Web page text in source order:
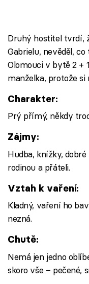
Druhý hostitel tvrdí,
Gabrielu, nevěděl,
Olomouci v bytě 2 +
manželka, protože
Charakter:
Prý přímý, někdy
Zájmy:
Hudba, knížky,
rodinou a přáteli.
Vztah k vaření:
Kladný, vaření ho
nezná.
Chutě:
Nemá jen jedno
skoro vše – pečené,